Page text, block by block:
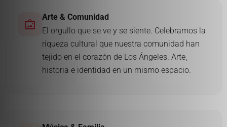
wall_art
Arte & Comunidad
El orgullo que se ve y se siente. Celebramos la
riqueza cultural que nuestra comunidad han
tejido en el corazón de Los Ángeles. Arte,
historia e identidad en un mismo espacio.